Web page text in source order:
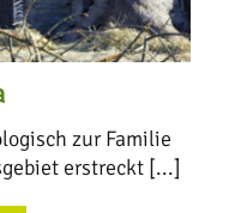
zur Familie
erstreckt [...]